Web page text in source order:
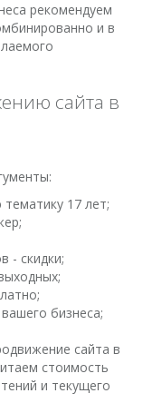
рекомендуем
и в
сайта в
17 лет;
- скидки;
бизнеса;
сайта в
стоимость
и текущего